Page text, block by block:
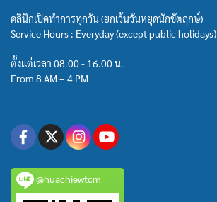
คลินิกเปิดทำการทุกวัน (ยกเว้นวันหยุดนักขัตฤกษ์)
Service Hours : Everyday (except public holidays)
ตั้งแต่เวลา 08.00 - 16.00 น.
From 8 AM – 4 PM
@huachiewtcm